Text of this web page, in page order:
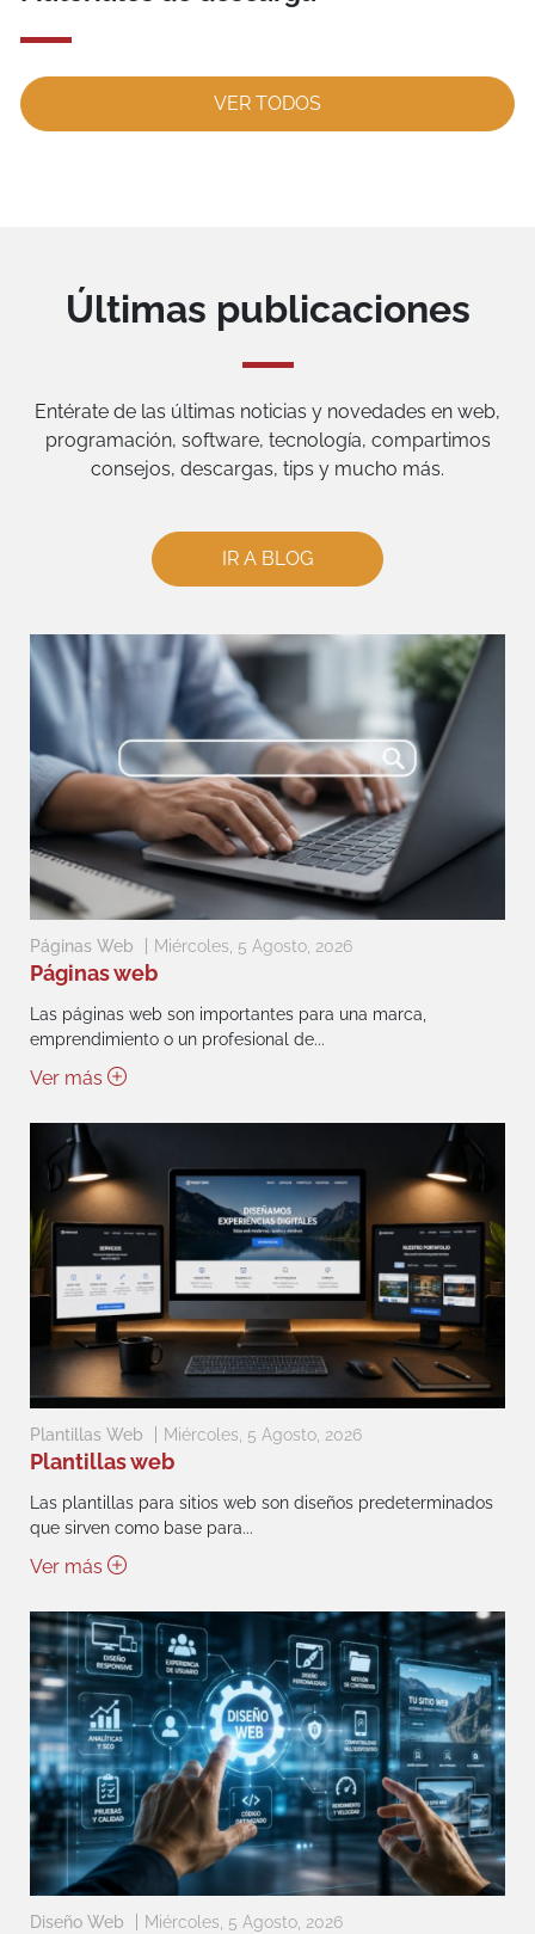
VER TODOS
Últimas publicaciones
Entérate de las últimas noticias y novedades en web,
programación, software, tecnología, compartimos
consejos, descargas, tips y mucho más.
IR A BLOG
Páginas Web Miércoles, 5 Agosto, 2026
Páginas web
Las páginas web son importantes para una marca,
emprendimiento o un profesional de...
Ver más
Plantillas Web Miércoles, 5 Agosto, 2026
Plantillas web
Las plantillas para sitios web son diseños predeterminados
que sirven como base para...
Ver más
Diseño Web Miércoles, 5 Agosto, 2026